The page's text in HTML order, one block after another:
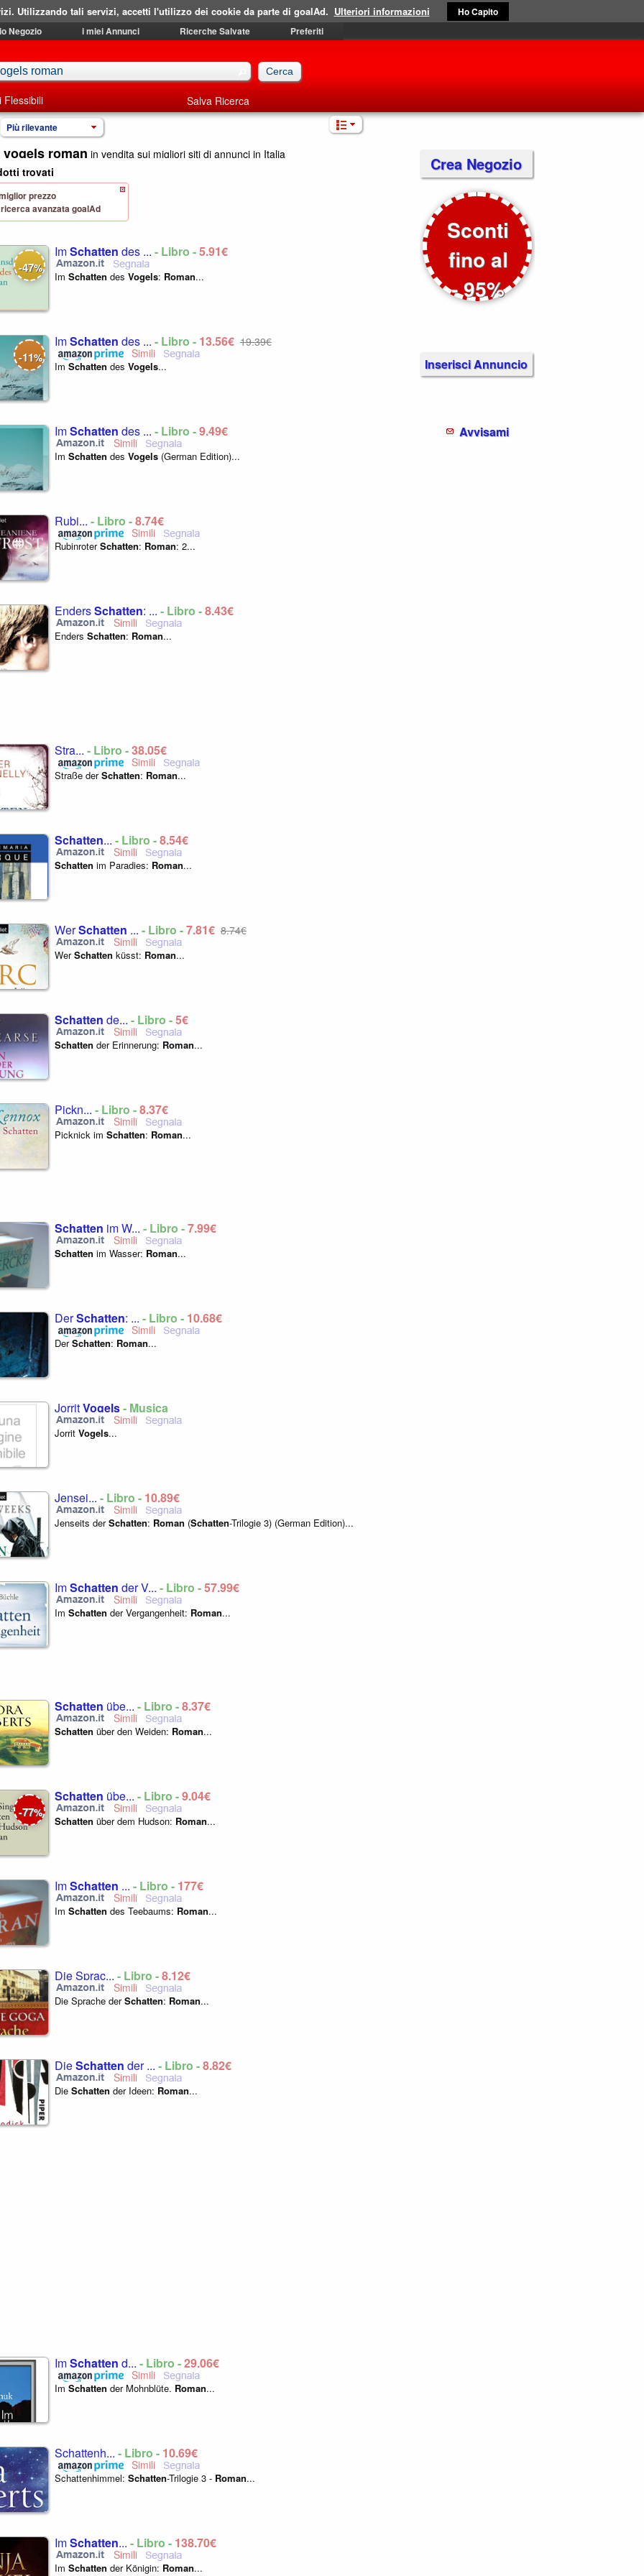
Negozio i miei Annunci Ricerche Salvate Preferiti
Flessibili Salva Ricerca
Più rilevante
roman in vendita sui migliori siti di annunci in Italia
prezzo
avanzata goalAd
trovati
-47%
ImSchatten des ... - Libro -5,91€
Im Schatten des Vogels: Roman...
-11%
ImSchatten des ... - Libro - 13,56€ 19,39€
Im Schatten des Vogels...
ImSchatten des ... - Libro -9,49€
Im Schatten des Vogels (German Edition)...
Rubi... - Libro -8,74€
RubinroterSchatten: Roman: 2...
EndersSchatten: ... - Libro -8,43€
Enders Schatten: Roman...
Stra... - Libro -38,05€
Straße derSchatten: Roman...
Schatten... - Libro -8,54€
Schatten im Paradies: Roman...
WerSchatten ... - Libro -7,81€ 8,74€
WerSchatten küsst: Roman...
Schatten de... - Libro -5€
Schatten der Erinnerung: Roman...
Pickn... - Libro -8,37€
Picknick im Schatten: Roman...
Schatten im W... - Libro -7,99€
Schatten im Wasser: Roman...
DerSchatten: ... - Libro - 10,68€
DerSchatten: Roman...
JorritVogels- Musica
Jorrit Vogels...
Jensei... - Libro - 10,89€
Jenseits derSchatten: Roman (Schatten-Trilogie 3) (German Edition)...
ImSchatten der V... - Libro -57,99€
Im Schatten der Vergangenheit: Roman...
Schatten übe... - Libro -8,37€
Schatten über den Weiden: Roman...
-77%
Schatten übe... - Libro -9,04€
Schatten über dem Hudson: Roman...
ImSchatten ... - Libro - 177€
Im Schatten des Teebaums: Roman...
Die Sprac... - Libro -8,12€
Die Sprache derSchatten: Roman...
DieSchatten der ... - Libro -8,82€
Die Schatten der Ideen: Roman...
ImSchatten d... - Libro -29,06€
Im Schatten der Mohnblüte. Roman...
Schattenh... - Libro - 10,69€
Schattenhimmel: Schatten-Trilogie 3 - Roman...
ImSchatten... - Libro - 138,70€
Im Schatten der Königin: Roman...
Crea Negozio
Sconti
fino al
- 95%
Inserisci Annuncio
Avvisami
Utilizzando tali servizi, accetti l'utilizzo dei cookie da parte di goalAd. Ulteriori informazioni Ho Capito